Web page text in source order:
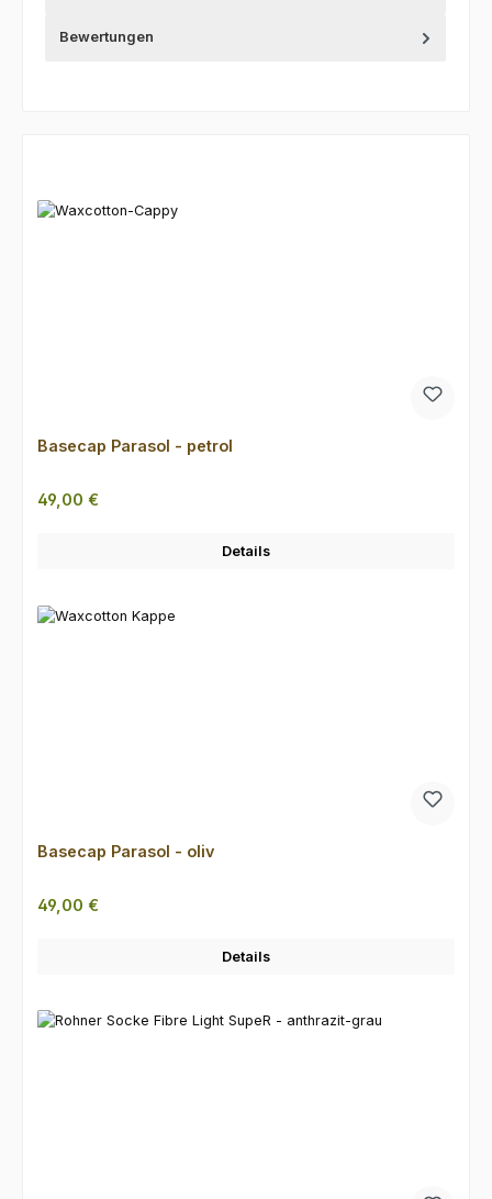
Bewertungen
Basecap Parasol - petrol
Regulärer Preis:
49,00 €
Details
Basecap Parasol - oliv
Regulärer Preis:
49,00 €
Details